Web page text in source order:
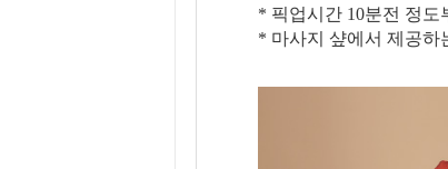
* 픽업시간 10분전 정도
* 마사지 샾에서 제공하